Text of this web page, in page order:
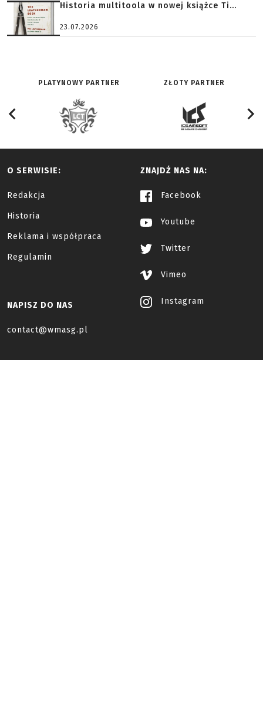
Historia multitoola w nowej książce Ti...
23.07.2026
PLATYNOWY PARTNER ZŁOTY PARTNER
O SERWISIE:
Redakcja
Historia
Reklama i współpraca
Regulamin
ZNAJDŹ NAS NA:
Facebook
Youtube
Twitter
Vimeo
Instagram
NAPISZ DO NAS
contact@wmasg.pl